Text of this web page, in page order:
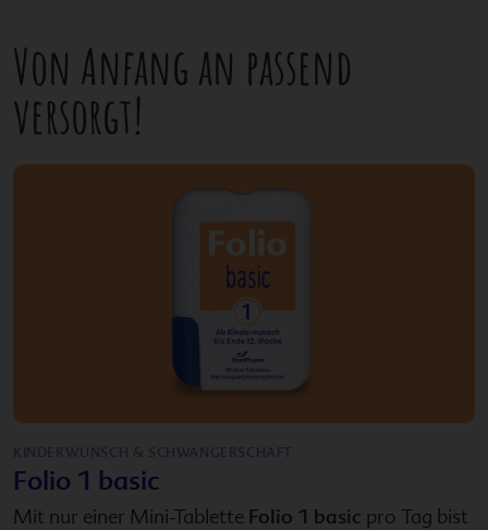
Von Anfang an passend
versorgt!
KINDERWUNSCH & SCHWANGERSCHAFT
Folio 1 basic
Mit nur einer Mini-Tablette Folio 1 basic pro Tag bist